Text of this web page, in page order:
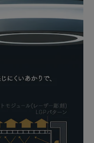
、約10年間交換不要。
すめします。
虫が集まりやすい紫外線
使い分けができ、簡単
ちゃんを寝かしつける